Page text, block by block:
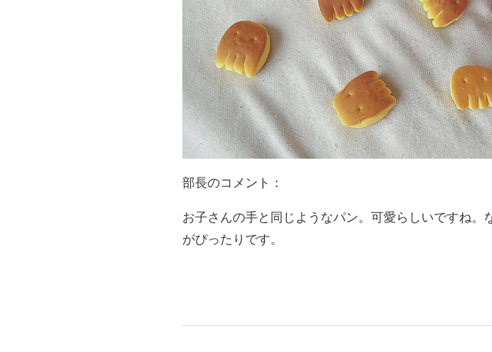
部長のコメント：
お子さんの手と同じようなパン。可愛らしいですね
がぴったりです。